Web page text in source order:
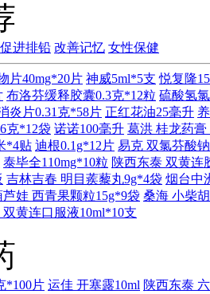
促进排铅 改善记忆 女性保健
片40mg*20片 神威5ml*5支 悦复隆
布洛芬缓释胶囊0.3克*12粒 硫酸氢
炎片0.31克*58片 正红花油25毫升
克*12袋 诺诺100毫升 葛洪 桂龙药膏
*4贴 迪根0.1g*12片 易克 双氯芬酸
泰毕全110mg*10粒 陕西东泰 双黄连
吉林吉春 明目蒺藜丸9g*4袋 烟台中
娃 西青果颗粒15g*9袋 桑海 小柴
黄连口服液10ml*10支
*100片 运佳 开塞露10ml 陕西东泰